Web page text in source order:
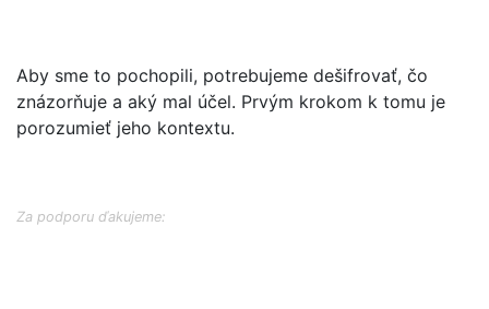
Aby sme to pochopili, potrebujeme dešifrovať, čo
znázorňuje a aký mal účel. Prvým krokom k tomu je
porozumieť jeho kontextu.
Za podporu ďakujeme: